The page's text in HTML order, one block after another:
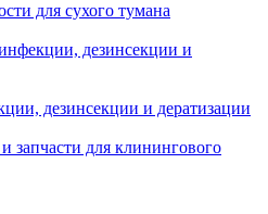
для сухого тумана
дезинсекции и
дезинсекции и дератизации
запчасти для клинингового